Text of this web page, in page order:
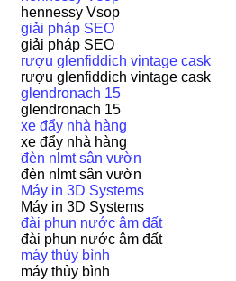
hennessy Vsop
giải pháp SEO
giải pháp SEO
rượu glenfiddich vintage cask
rượu glenfiddich vintage cask
glendronach 15
glendronach 15
xe đẩy nhà hàng
xe đẩy nhà hàng
đèn nlmt sân vườn
đèn nlmt sân vườn
Máy in 3D Systems
Máy in 3D Systems
đài phun nước âm đất
đài phun nước âm đất
máy thủy bình
máy thủy bình